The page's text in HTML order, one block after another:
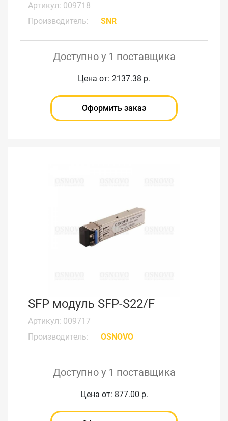
Артикул: 009718
Производитель:
SNR
Доступно у 1 поставщика
Цена от: 2137.38 р.
Оформить заказ
SFP модуль SFP-S22/F
Артикул: 009717
Производитель:
OSNOVO
Доступно у 1 поставщика
Цена от: 877.00 р.